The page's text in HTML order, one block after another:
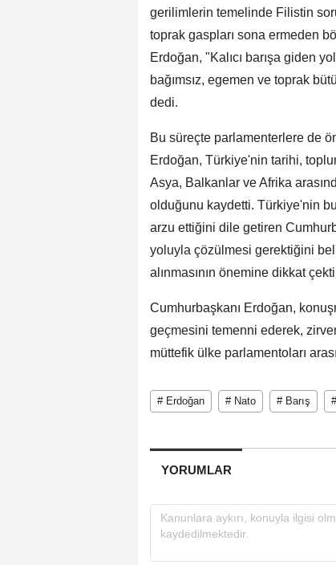
gerilimlerin temelinde Filistin
toprak gaspları sona ermeden
Erdoğan, "Kalıcı barışa giden
bağımsız, egemen ve toprak
dedi.
Bu süreçte parlamenterlere de
Erdoğan, Türkiye'nin tarihi,
Asya, Balkanlar ve Afrika
olduğunu kaydetti. Türkiye'nin
arzu ettiğini dile getiren
yoluyla çözülmesi gerektiğini
alınmasının önemine dikkat
Cumhurbaşkanı Erdoğan,
geçmesini temenni ederek,
müttefik ülke parlamentoları
# Erdoğan # Nato # Barış
YORUMLAR